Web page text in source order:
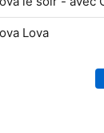
Lova